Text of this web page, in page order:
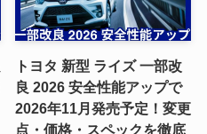
トヨタ 新型 ライズ 一部改
良 2026 安全性能アップで
2026年11月発売予定！変更
点・価格・スペックを徹底